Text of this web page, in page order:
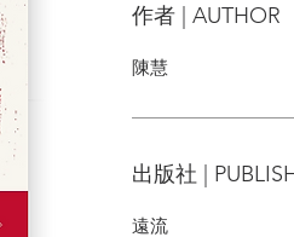
作者 | AUTHOR
陳慧
出版社 |
遠流